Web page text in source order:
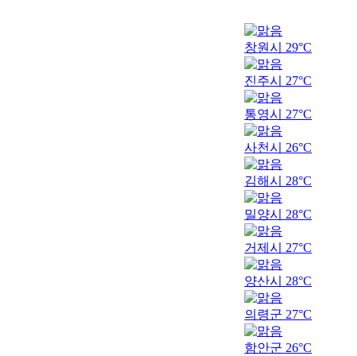
창원시 29°C
진주시 27°C
통영시 27°C
사천시 26°C
김해시 28°C
밀양시 28°C
거제시 27°C
양산시 28°C
의령군 27°C
함안군 26°C